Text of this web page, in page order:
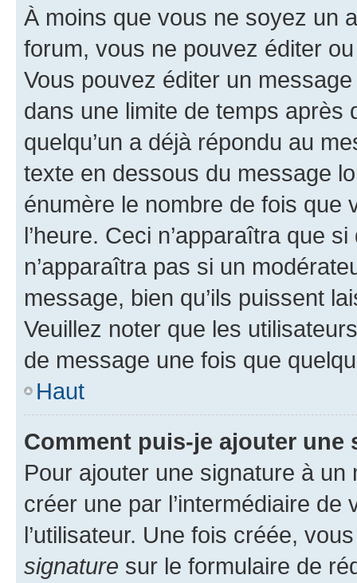
À moins que vous ne soyez un
forum, vous ne pouvez éditer
Vous pouvez éditer un
dans une limite de temps après
quelqu’un a déjà répondu au
texte en dessous du message
énumère le nombre de fois que
l’heure. Ceci n’apparaîtra que
n’apparaîtra pas si un
message, bien qu’ils puissent
Veuillez noter que les
de message une fois que
Haut
Comment puis-je ajouter une
Pour ajouter une signature à un
créer une par l’intermédiaire
l’utilisateur. Une fois créée,
signature sur le formulaire de